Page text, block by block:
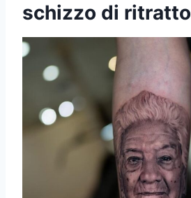
schizzo di ritratto